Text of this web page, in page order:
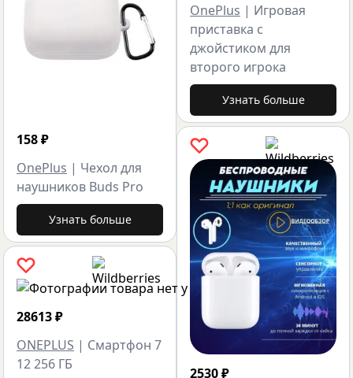
158₽
OnePlus | Чехол для
наушников Buds Pro
Узнать больше
28613₽
ONEPLUS | Смартфон 7
12 256 ГБ
OnePlus | Игровая
приставка с
джойстиком для
второго игрока
Узнать больше
2530₽